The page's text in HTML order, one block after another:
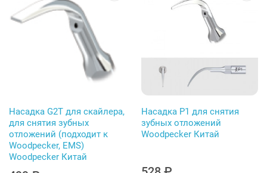
Насадка G2T для скайлера,
для снятия зубных
отложений (подходит к
Woodpecker, EMS)
Woodpecker Китай
Насадка P1 для снятия
зубных отложений
Woodpecker Китай